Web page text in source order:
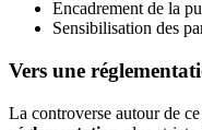
Encadrement de la
Sensibilisation des
Vers une
La controverse autour de